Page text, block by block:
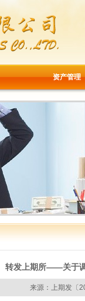
资产管理
转发上期所——关于
来源：上期发〔